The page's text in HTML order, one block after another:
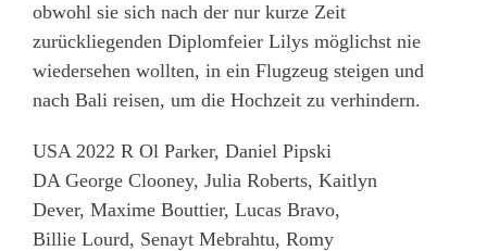
obwohl sie sich nach der nur kurze Zeit
zurückliegenden Diplomfeier Lilys möglichst nie
wiedersehen wollten, in ein Flugzeug steigen und
nach Bali reisen, um die Hochzeit zu verhindern.
USA 2022 R Ol Parker, Daniel Pipski
DA George Clooney, Julia Roberts, Kaitlyn
Dever, Maxime Bouttier, Lucas Bravo,
Billie Lourd, Senayt Mebrahtu, Romy